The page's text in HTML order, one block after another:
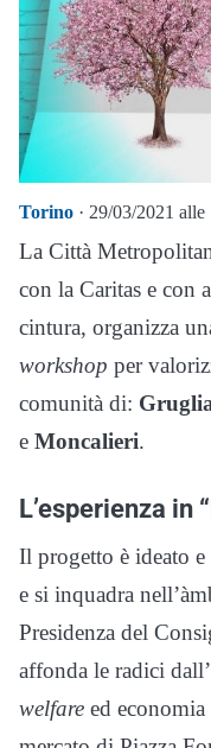
Torino · 29/03/2021 alle
La Città
con la Caritas e con
cintura, organizza
workshop per
comunità di:
e Moncalieri.
L’esperienza in
Il progetto è ideato
e si inquadra
Presidenza del
affonda le radici
welfare ed